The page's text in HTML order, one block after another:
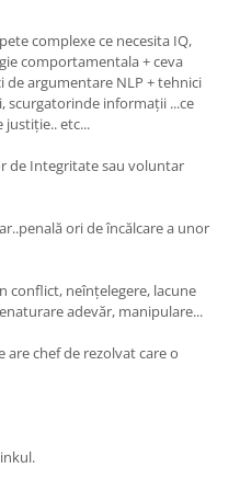
complexe ce necesita IQ,
comportamentala + ceva
de argumentare NLP + tehnici
scurgatorinde informații ...ce
etc...
de Integritate sau voluntar
ori de încălcare a unor
conflict, neînțelegere, lacune
adevăr, manipulare...
are chef de rezolvat care o